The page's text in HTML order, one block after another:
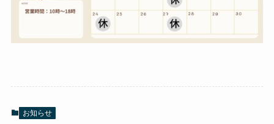
お知らせ